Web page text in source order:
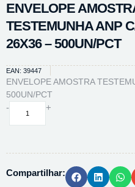
ENVELOPE
TESTEMUNHA ANP
26X36 – 500UN/PCT
EAN: 39447
ENVELOPE AMOSTRA
500UN/PCT
-
ENVELOPE
BOLSA
+
Compartilhar: